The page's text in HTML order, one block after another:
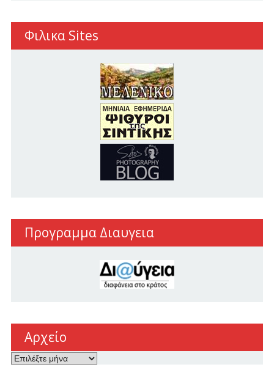
Φιλικα Sites
Προγραμμα Διαυγεια
Αρχείο
Αρχείο